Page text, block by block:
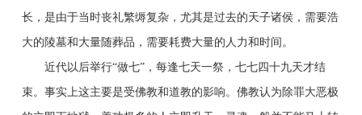
长，是由于当时丧礼繁缛复杂，尤其是过去的天子诸侯，需要浩
大的陵墓和大量随葬品，需要耗费大量的人力和时间。
近代以后举行“做七”，每逢七天一祭，七七四十九天才结
束。事实上这主要是受佛教和道教的影响。佛教认为除罪大恶极